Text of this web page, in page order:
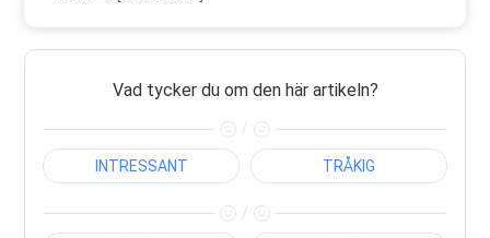
Vad tycker du om den här artikeln?
/
INTRESSANT TRÅKIG
/